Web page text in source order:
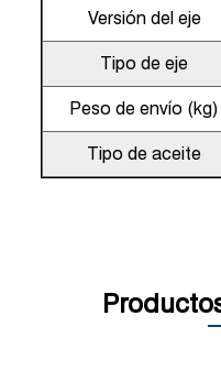
Versión del eje
Tipo de eje
Peso de envío (kg)
Tipo de aceite